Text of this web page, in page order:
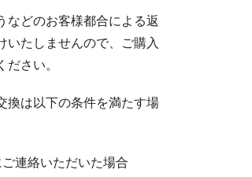
などのお客様都合による返
いたしませんので、ご購入
ださい。
換は以下の条件を満たす場
ご連絡いただいた場合